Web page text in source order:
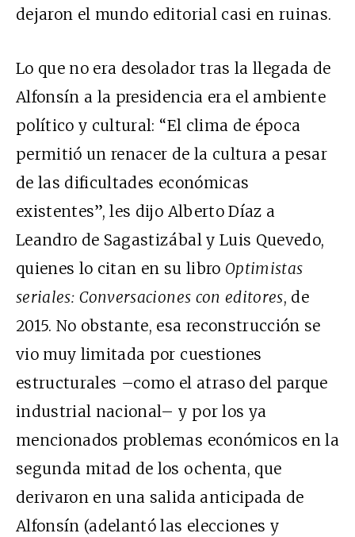
dejaron el mundo editorial casi en ruinas.
Lo que no era desolador tras la llegada de
Alfonsín a la presidencia era el ambiente
político y cultural: “El clima de época
permitió un renacer de la cultura a pesar
de las dificultades económicas
existentes”, les dijo Alberto Díaz a
Leandro de Sagastizábal y Luis Quevedo,
quienes lo citan en su libro Optimistas
seriales: Conversaciones con editores, de
2015. No obstante, esa reconstrucción se
vio muy limitada por cuestiones
estructurales –como el atraso del parque
industrial nacional– y por los ya
mencionados problemas económicos en la
segunda mitad de los ochenta, que
derivaron en una salida anticipada de
Alfonsín (adelantó las elecciones y